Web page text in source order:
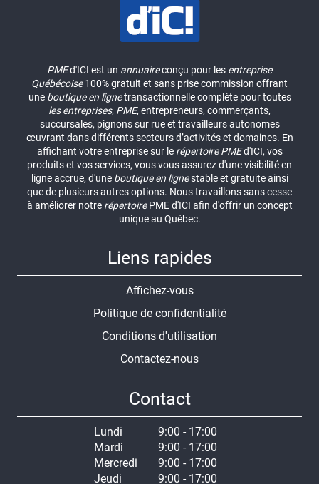
PMEd'ICI est un annuaireconçu pour les entreprise
Québécoise100% gratuit et sans prise commission offrant
une boutique en lignetransactionnelle complète pour toutes
les entreprises, PME, entrepreneurs, commerçants,
succursales, pignons sur rue et travailleurs autonomes
œuvrant dans différents secteurs d’activités et domaines. En
affichant votre entreprise sur le répertoire PMEd'ICI, vos
produits et vos services, vous vous assurez d'une visibilité en
ligne accrue, d'une boutique en lignestable et gratuite ainsi
que de plusieurs autres options. Nous travaillons sans cesse
à améliorer notre répertoirePME d'ICI afin d'offrir un concept
unique au Québec.
Liens rapides
Affichez-vous
Politique de confidentialité
Conditions d'utilisation
Contactez-nous
Contact
Lundi
9:00 - 17:00
Mardi
9:00 - 17:00
Mercredi
9:00 - 17:00
Jeudi
9:00 - 17:00